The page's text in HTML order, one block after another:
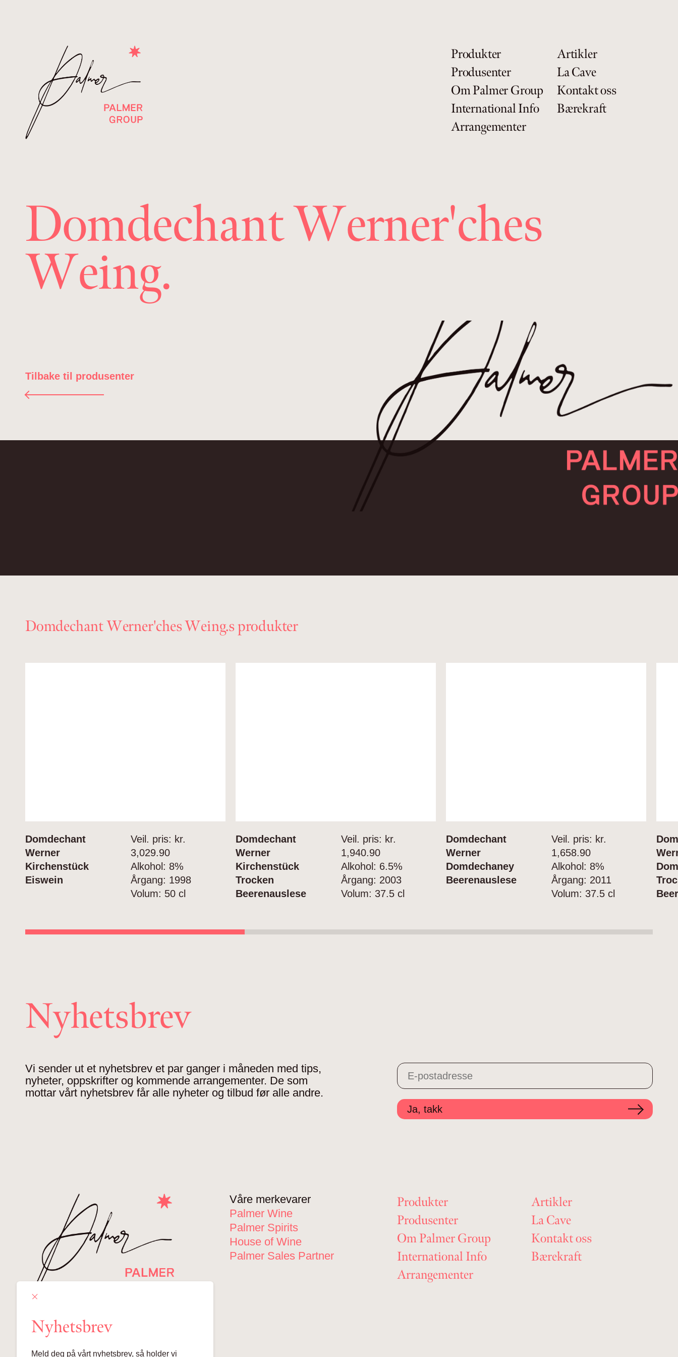
Produkter
Produsenter
Om Palmer Group
International Info
Arrangementer
Artikler
La Cave
Kontakt oss
Bærekraft
Domdechant Werner'ches
Weing.
Tilbake til produsenter
Domdechant Werner'ches Weing.s produkter
Domdechant
Werner
Kirchenstück
Eiswein
Veil. pris: kr.
3,029.90
Alkohol: 8%
Årgang: 1998
Volum: 50 cl
Domdechant
Werner
Kirchenstück
Trocken
Beerenauslese
Veil. pris: kr.
1,940.90
Alkohol: 6.5%
Årgang: 2003
Volum: 37.5 cl
Domdechant
Werner
Domdechaney
Beerenauslese
Veil. pris: kr.
1,658.90
Alkohol: 8%
Årgang: 2011
Volum: 37.5 cl
Nyhetsbrev
Vi sender ut et nyhetsbrev et par ganger i måneden med tips,
nyheter, oppskrifter og kommende arrangementer. De som
mottar vårt nyhetsbrev får alle nyheter og tilbud før alle andre.
Ja, takk
Våre merkevarer
Palmer Wine
Palmer Spirits
House of Wine
Palmer Sales Partner
Produkter
Produsenter
Om Palmer Group
International Info
Arrangementer
Artikler
La Cave
Kontakt oss
Bærekraft
Nyhetsbrev
Meld deg på vårt nyhetsbrev, så holder vi